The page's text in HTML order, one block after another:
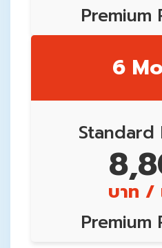
Premium
บาท /
6
Standard
บาท /
Premium